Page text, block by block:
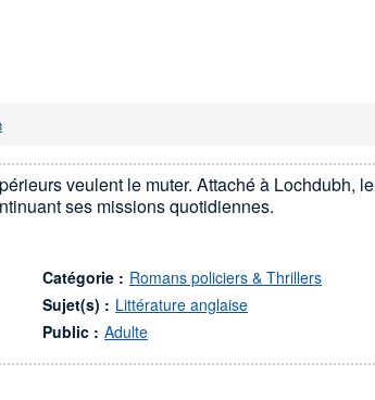
veulent le muter. Attaché à Lochdubh, le
ses missions quotidiennes.
Catégorie : Romans policiers & Thrillers
Sujet(s) : Littérature anglaise
Public : Adulte